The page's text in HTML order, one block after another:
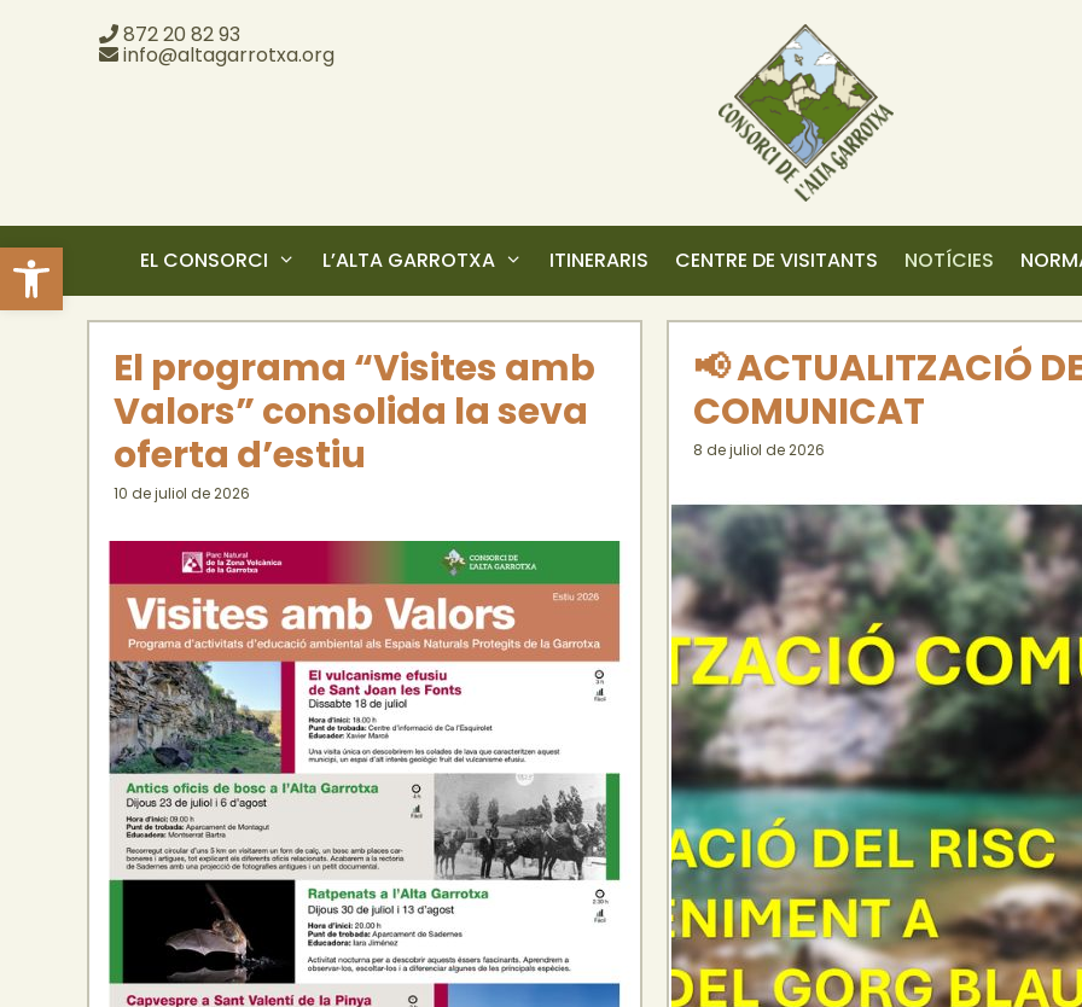
Obre la barra d'eines
872 20 82 93
info@altagarrotxa.org
EL CONSORCI L’ALTA GARROTXA ITINERARIS CENTRE DE VISITANTS NOTÍCIES
El programa “Visites amb
Valors” consolida la seva
oferta d’estiu
10 de juliol de 2026
📢 ACTUALITZACIÓ
COMUNICAT
8 de juliol de 2026